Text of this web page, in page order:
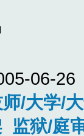
06-26
/大学/
监狱/庭